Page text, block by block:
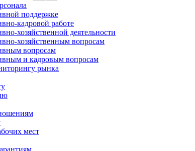
поддержке
кадровой работе
хозяйственной деятельности
хозяйственным вопросам
вопросам
и кадровым вопросам
рынка
мест